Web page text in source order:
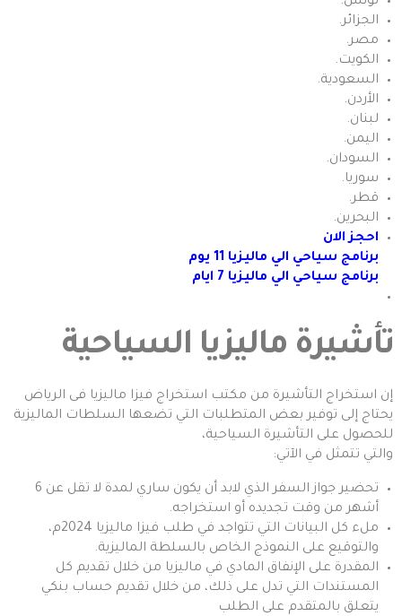
الجزائر.
مصر.
الكويت.
السعودية.
الأردن.
لبنان.
اليمن.
السودان.
سوريا.
قطر.
البحرين.
احجز الان
برنامج سياحي الي ماليزيا 11 يوم
برنامج سياحي الي ماليزيا 7 ايام
تأشيرة ماليزيا السياحية
إن استخراج التأشيرة من مكتب استخراج فيزا ماليزيا فى الرياض
يحتاج إلى توفير بعض المتطلبات التي تضعها السلطات الماليزية
للحصول على التأشيرة السياحية،
والتي تتمثل في الآتي:
تحضير جواز السفر الذي لابد أن يكون ساري لمدة لا تقل عن 6
أشهر من وقت تجديده أو استخراجه.
ملء كل البيانات التي تتواجد في طلب فيزا ماليزيا 2024م،
والتوقيع على النموذج الخاص بالسلطة الماليزية.
المقدرة على الإنفاق المادي في ماليزيا من خلال تقديم كل
المستندات التي تدل على ذلك، من خلال تقديم حساب بنكي
يتعلق بالمتقدم على الطلب